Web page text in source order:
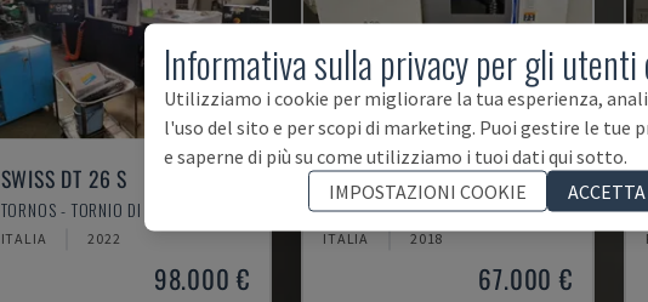
SWISS DT 26 S
TORNOS - TORNIO DI TIPO SVIZZERO
ITALIA 2022
98.000 €
A20
CITIZEN - TORNIO DI TIPO SVIZZERO
ITALIA 2018
67.000 €
Informativa sulla privacy per gli utenti
Utilizziamo i cookie per migliorare la tua esperienza,
l'uso del sito e per scopi di marketing. Puoi gestire le tue
e saperne di più su come utilizziamo i tuoi dati qui sotto.
IMPOSTAZIONI COOKIE